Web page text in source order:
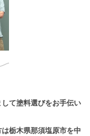
て塗料選びをお手伝い
栃木県那須塩原市を中